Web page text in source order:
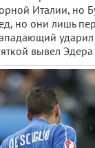
Италии, но
но они лишь
вывел